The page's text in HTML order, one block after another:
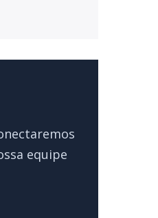
equipe